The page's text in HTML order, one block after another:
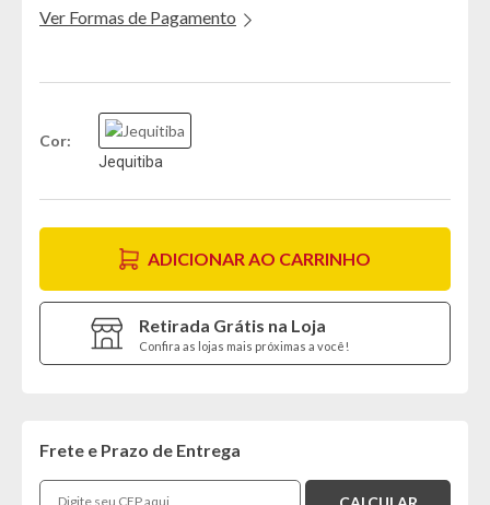
Ver Formas de Pagamento
Cor
Jequitiba
ADICIONAR AO CARRINHO
Retirada Grátis na Loja
Confira as lojas mais próximas a você!
Frete e Prazo de Entrega